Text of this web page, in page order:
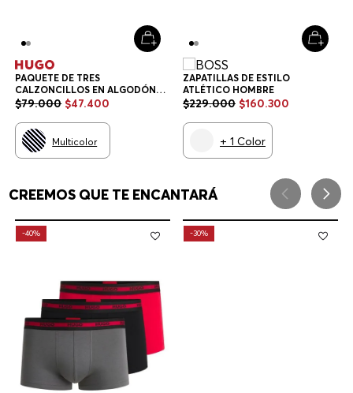
PAQUETE DE TRES
CALZONCILLOS EN ALGODÓN
ELÁSTICO CON LOGOS EN LA
CINTURA CALZONCILLOS
HOMBRE
$79.000 $47.400
Multicolor
ZAPATILLAS DE ESTILO
ATLÉTICO HOMBRE
$229.000 $160.300
+ 1 Color
CREEMOS QUE TE ENCANTARÁ
-40% -30%